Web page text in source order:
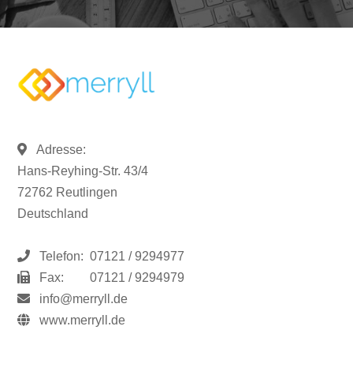
Adresse:
Hans-Reyhing-Str. 43/4
72762 Reutlingen
Deutschland
Telefon: 07121 / 9294977
Fax:
07121 / 9294979
info@merryll.de
www.merryll.de